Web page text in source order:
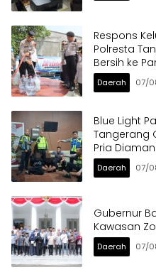
Respons
Polresta
Bersih ke
Daerah 07/
Blue Light
Tangerang
Pria
Daerah 07/
Gubernur
Kawasan
Daerah 07/